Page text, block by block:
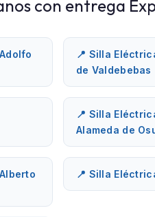
con entrega
📍 Silla
de Valdebebas
📍 Silla
Alameda de
📍 Silla